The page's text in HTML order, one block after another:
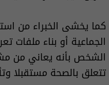
كما يخشى الخبراء من
الجماعية أو بناء ملفات
الشخص بأنه يعاني من
تتعلق بالصحة مستقبلا